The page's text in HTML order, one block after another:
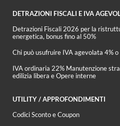
DETRAZIONI FISCALI E IVA
Detrazioni Fiscali 2026 per la
energetica, bonus fino al 50%
Chi può usufruire IVA agevolata 4%
IVA ordinaria 22% Manutenzione
edilizia libera e Opere interne
UTILITY / APPROFONDIMENTI
Codici Sconto e Coupon